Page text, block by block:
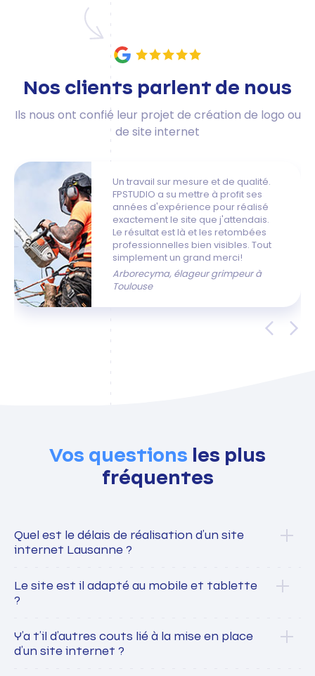
Nos clients parlent de nous
Ils nous ont confié leur projet de création de logo ou
de site internet
Un travail sur mesure et de qualité.
FPSTUDIO a su mettre à profit ses
années d'expérience pour réalisé
exactement le site que j'attendais.
Le résultat est là et les retombées
professionnelles bien visibles. Tout
simplement un grand merci!
Arborecyma, élageur grimpeur à
Toulouse
chez Tatami
Cabinet GELP, géomètre expert à
Toulouse
HUM.A.N, cabinet thérapeutique
Vos questions les plus
fréquentes
Quel est le délais de réalisation d’un site
internet Lausanne ?
Le site est il adapté au mobile et tablette
?
Y’a t’il d’autres couts lié à la mise en place
d’un site internet ?